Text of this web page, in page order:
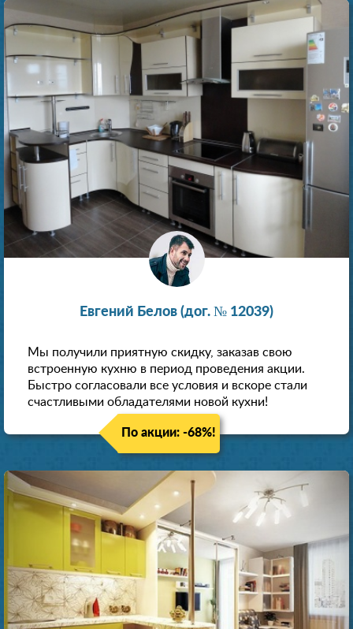
Евгений Белов (дог. № 12039)
Мы получили приятную скидку, заказав свою
встроенную кухню в период проведения акции.
Быстро согласовали все условия и вскоре стали
счастливыми обладателями новой кухни!
По акции: -68%!